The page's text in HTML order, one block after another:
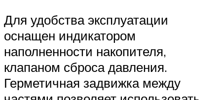
Для удобства эксплуатации
оснащен индикатором
наполненности накопителя,
клапаном сброса давления.
Герметичная задвижка между